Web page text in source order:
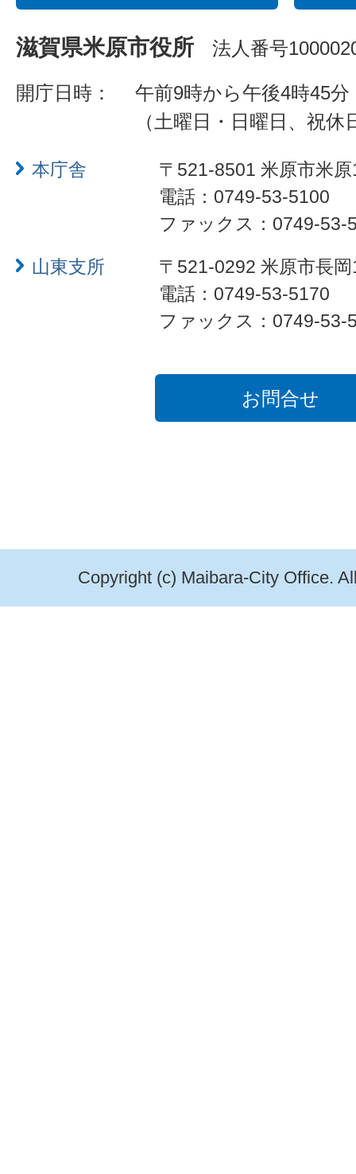
滋賀県米原市役所 法人番号
開庁日時：
午前9時から午後4時45分
（土曜日・日曜日、祝
本庁舎
〒521-8501 米原市米
電話：0749-53-5100
ファックス：0749-53-
山東支所
〒521-0292 米原市長
電話：0749-53-5170
ファックス：0749-53-
お問合せ
Copyright (c) Maibara-City Office.